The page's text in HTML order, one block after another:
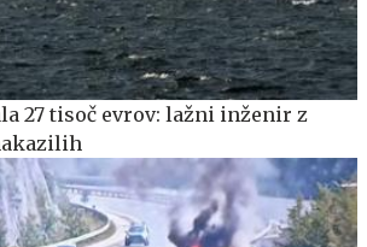
27 tisoč evrov: lažni inženir z